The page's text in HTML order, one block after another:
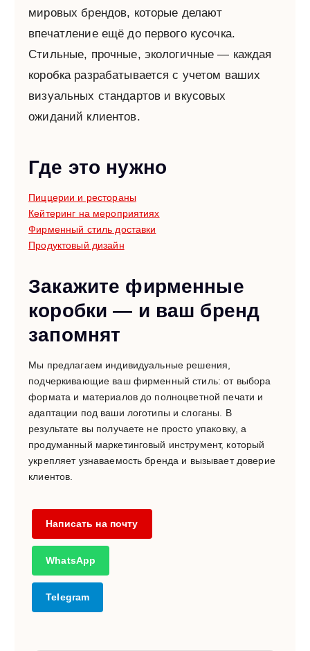
мировых брендов, которые делают
впечатление ещё до первого кусочка.
Стильные, прочные, экологичные — каждая
коробка разрабатывается с учетом ваших
визуальных стандартов и вкусовых
ожиданий клиентов.
Где это нужно
Пиццерии и рестораны
Кейтеринг на мероприятиях
Фирменный стиль доставки
Продуктовый дизайн
Закажите фирменные
коробки — и ваш бренд
запомнят
Мы предлагаем индивидуальные решения,
подчеркивающие ваш фирменный стиль: от выбора
формата и материалов до полноцветной печати и
адаптации под ваши логотипы и слоганы. В
результате вы получаете не просто упаковку, а
продуманный маркетинговый инструмент, который
укрепляет узнаваемость бренда и вызывает доверие
клиентов.
Написать на почту
WhatsApp
Telegram